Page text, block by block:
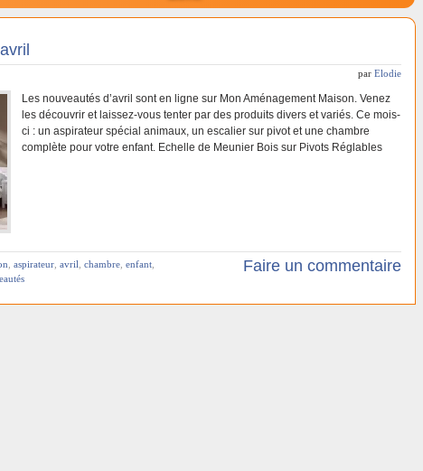
par Elodie
Les nouveautés d’avril sont en ligne sur Mon Aménagement Maison. Venez
les découvrir et laissez-vous tenter par des produits divers et variés. Ce mois-
ci : un aspirateur spécial animaux, un escalier sur pivot et une chambre
complète pour votre enfant. Echelle de Meunier Bois sur Pivots Réglables
aspirateur avril chambre enfant Faire un commentaire